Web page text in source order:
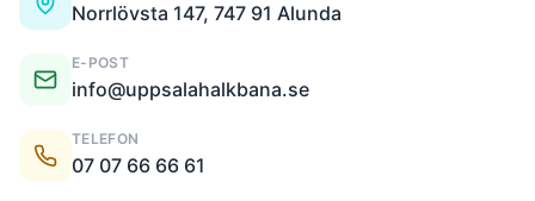
Norrlövsta 147, 747 91 Alunda
E-POST
info@uppsalahalkbana.se
TELEFON
07 07 66 66 61